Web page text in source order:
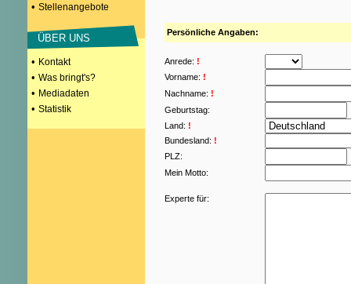
• Stellenangebote
ÜBER UNS
• Kontakt
• Was bringt's?
• Mediadaten
• Statistik
Persönliche Angaben:
Anrede: !
Vorname: !
Nachname: !
Geburtstag:
Land: !
Bundesland: !
PLZ:
Mein Motto:
Experte für: